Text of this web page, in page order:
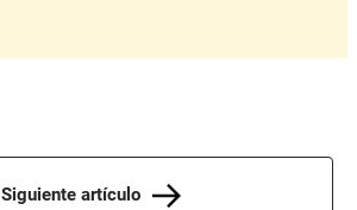
Siguiente artículo